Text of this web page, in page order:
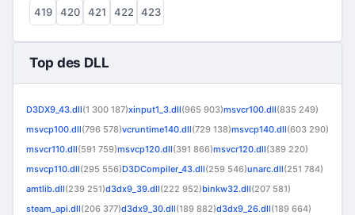
419 420 421 422 423
Top des DLL
D3DX9_43.dll(1 300 187)xinput1_3.dll(965 903)msvcr100.dll(835 249)
msvcp100.dll(796 578)vcruntime140.dll(729 138)msvcp140.dll(603 290)
msvcr110.dll(591 759)msvcp120.dll(391 866)msvcr120.dll(389 220)
msvcp110.dll(295 556)D3DCompiler_43.dll(259 546)unarc.dll(251 784)
amtlib.dll(239 251)d3dx9_39.dll(222 952)binkw32.dll(207 581)
steam_api.dll(206 377)d3dx9_30.dll(189 882)d3dx9_26.dll(189 664)